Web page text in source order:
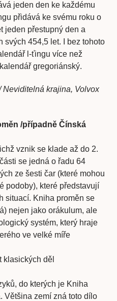
jeden den ke každému
přidává ke svému roku o
jeden přestupný den a
svých 454,5 let. I bez tohoto
l-ťingu více než
gregorián­ský.
Neviditelná krajina, Volvox
/případně Čínská
vznik se klade až do 2.
se jedná o řadu 64
ze šesti čar (které mohou
podoby), které představují
situací. Kniha proměn se
nejen jako orákulum, ale
systém, který hraje
ve velké míře
klasických děl
do kterých je Kniha
Většina zemí zná toto dílo